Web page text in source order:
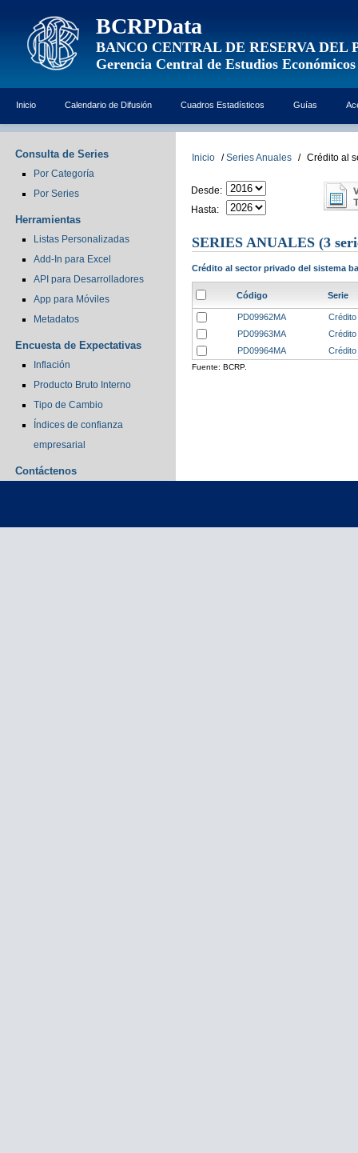
BCRPData
BANCO CENTRAL DE RESERVA DEL
Gerencia Central de Estudios Económicos
Inicio Calendario de Difusión Cuadros Estadísticos Guías
Consulta de Series
Por Categoría
Por Series
Herramientas
Listas Personalizadas
Add-In para Excel
API para Desarrolladores
App para Móviles
Metadatos
Encuesta de Expectativas
Inflación
Producto Bruto Interno
Tipo de Cambio
Índices de confianza
empresarial
Contáctenos
Inicio / Series Anuales / Crédito al
Desde:
Hasta:
SERIES ANUALES (3
Crédito al sector privado del sistema
Código Serie
PD09962MA
PD09963MA
PD09964MA
Fuente: BCRP.